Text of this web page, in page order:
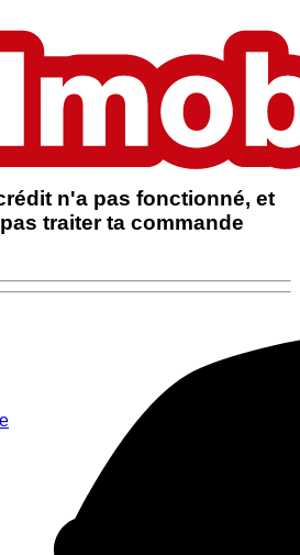
n'a pas fonctionné, et
traiter ta commande